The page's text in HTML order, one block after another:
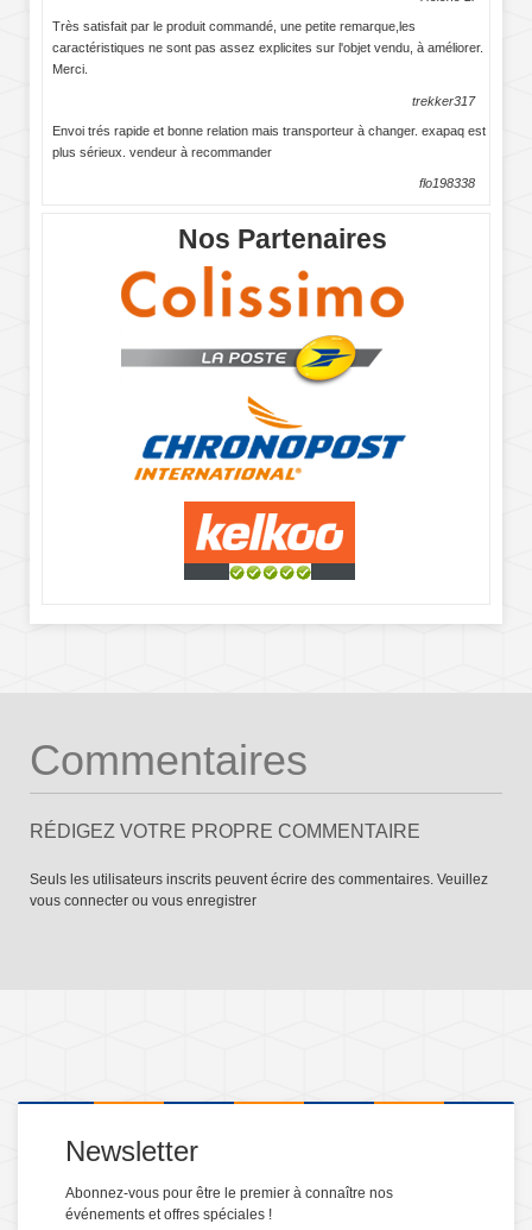
Très satisfait par le produit commandé, une petite remarque,les
caractéristiques ne sont pas assez explicites sur l'objet vendu, à améliorer.
Merci.
trekker317
Envoi trés rapide et bonne relation mais transporteur à changer. exapaq est
plus sérieux. vendeur à recommander
flo198338
Nos Partenaires
Commentaires
RÉDIGEZ VOTRE PROPRE COMMENTAIRE
Seuls les utilisateurs inscrits peuvent écrire des commentaires. Veuillez
vous connecter ou vous enregistrer
Newsletter
Abonnez-vous pour être le premier à connaître nos
événements et offres spéciales !